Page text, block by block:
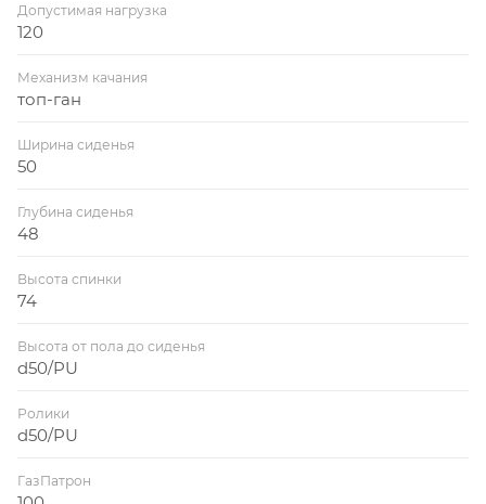
Допустимая нагрузка
120
Механизм качания
топ-ган
Ширина сиденья
50
Глубина сиденья
48
Высота спинки
74
Высота от пола до сиденья
d50/PU
Ролики
d50/PU
ГазПатрон